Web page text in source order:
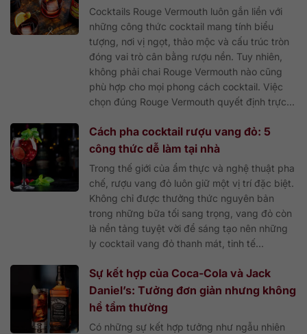
Cocktails Rouge Vermouth luôn gắn liền với
những công thức cocktail mang tính biểu
tượng, nơi vị ngọt, thảo mộc và cấu trúc tròn
đóng vai trò cân bằng rượu nền. Tuy nhiên,
không phải chai Rouge Vermouth nào cũng
phù hợp cho mọi phong cách cocktail. Việc
chọn đúng Rouge Vermouth quyết định trực...
Cách pha cocktail rượu vang đỏ: 5
công thức dễ làm tại nhà
Trong thế giới của ẩm thực và nghệ thuật pha
chế, rượu vang đỏ luôn giữ một vị trí đặc biệt.
Không chỉ được thưởng thức nguyên bản
trong những bữa tối sang trọng, vang đỏ còn
là nền tảng tuyệt vời để sáng tạo nên những
ly cocktail vang đỏ thanh mát, tinh tế...
Sự kết hợp của Coca-Cola và Jack
Daniel’s: Tưởng đơn giản nhưng không
hề tầm thường
Có những sự kết hợp tưởng như ngẫu nhiên